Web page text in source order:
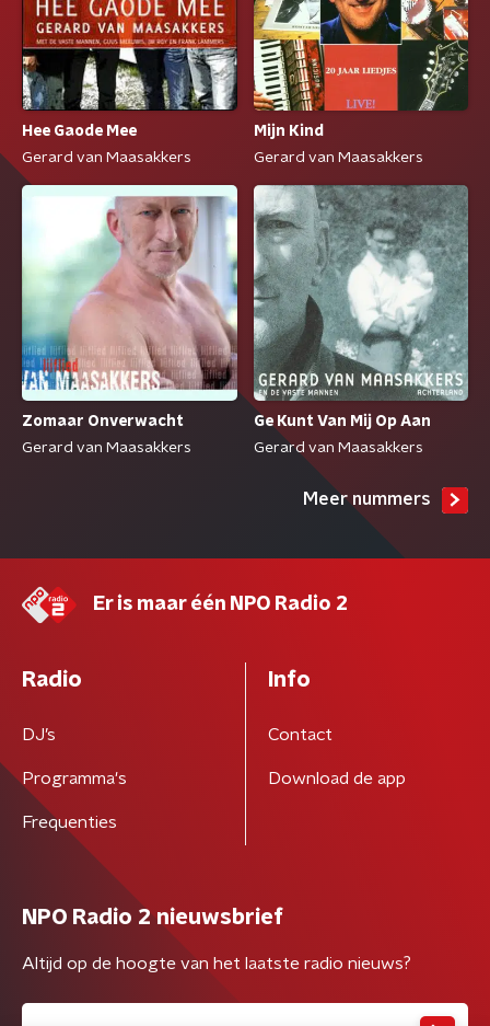
Hee Gaode Mee
Gerard van Maasakkers
Mijn Kind
Gerard van Maasakkers
Zomaar Onverwacht
Gerard van Maasakkers
Ge Kunt Van Mij Op Aan
Gerard van Maasakkers
Meer nummers
Er is maar één NPO Radio 2
Radio
DJ’s
Programma's
Frequenties
Info
Contact
Download de app
NPO Radio 2 nieuwsbrief
Altijd op de hoogte van het laatste radio nieuws?